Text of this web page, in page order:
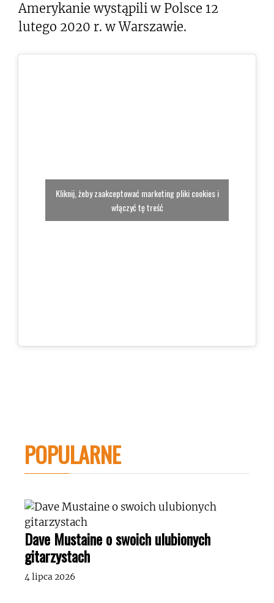
Amerykanie wystąpili w Polsce 12
lutego 2020 r. w Warszawie.
Kliknij, żeby zaakceptować marketing pliki cookies i
włączyć tę treść
POPULARNE
Dave Mustaine o swoich ulubionych
gitarzystach
4 lipca 2026